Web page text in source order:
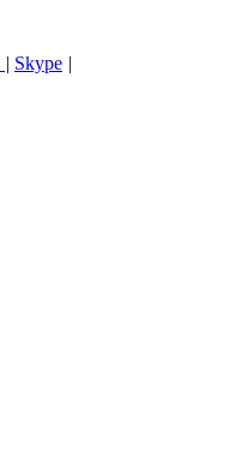
| Skype |